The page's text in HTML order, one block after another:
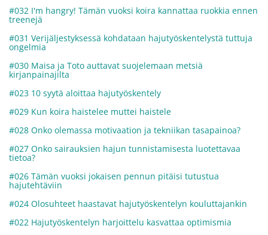
#032 I'm hangry! Tämän vuoksi koira kannattaa ruokkia ennen
treenejä
#031 Verijäljestyksessä kohdataan hajutyöskentelystä tuttuja
ongelmia
#030 Maisa ja Toto auttavat suojelemaan metsiä
kirjanpainajilta
#023 10 syytä aloittaa hajutyöskentely
#029 Kun koira haistelee muttei haistele
#028 Onko olemassa motivaation ja tekniikan tasapainoa?
#027 Onko sairauksien hajun tunnistamisesta luotettavaa
tietoa?
#026 Tämän vuoksi jokaisen pennun pitäisi tutustua
hajutehtäviin
#024 Olosuhteet haastavat hajutyöskentelyn kouluttajankin
#022 Hajutyöskentelyn harjoittelu kasvattaa optimismia